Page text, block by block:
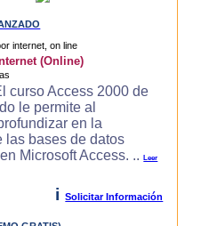
(Online)
curso Access 2000 de
le permite al
en la
las bases de datos
Microsoft Access. ..Leer
i Solicitar Información